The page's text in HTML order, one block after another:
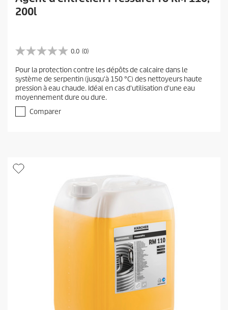
200l
0.0 (0)
0
0
s
u
r
é
e
s
Pour la protection contre les dépôts de calcaire dans le
système de serpentin (jusqu'à 150 °C) des nettoyeurs haute
pression à eau chaude. Idéal en cas d'utilisation d'une eau
moyennement dure ou dure.
Comparer